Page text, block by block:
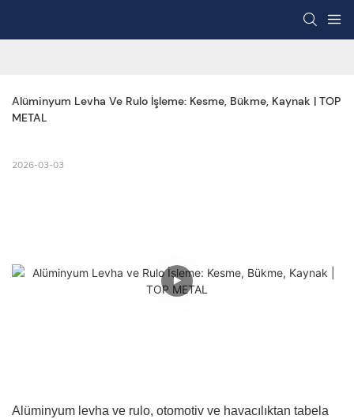
Alüminyum Levha Ve Rulo İşleme: Kesme, Bükme, Kaynak | TOP
METAL
2026-03-03
Alüminyum levha ve rulo, otomotiv ve havacılıktan tabela